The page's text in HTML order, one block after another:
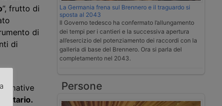
”, frutto di
di
di
La Germania frena sul Brennero e il traguardo si
sposta al 2043
Il Governo tedesco ha confermato l’allungamento
dei tempi per i cantieri e la successiva apertura
all’esercizio del potenziamento dei raccordi con la
galleria di base del Brennero. Ora si parla del
completamento nel 2043.
Persone